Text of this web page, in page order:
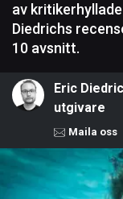
av
Diedrichs
10 avsnitt.
Eric
utgivare
Maila oss